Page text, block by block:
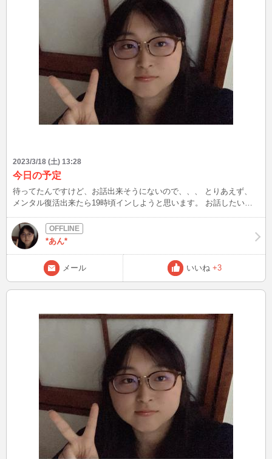
2023/3/18 (土) 13:28
今日の予定
待ってたんですけど、お話出来そうにないので、、、 とりあえず、
メンタル復活出来たら19時頃インしようと思います。 お話したいな
*あん*
メール いいね +3